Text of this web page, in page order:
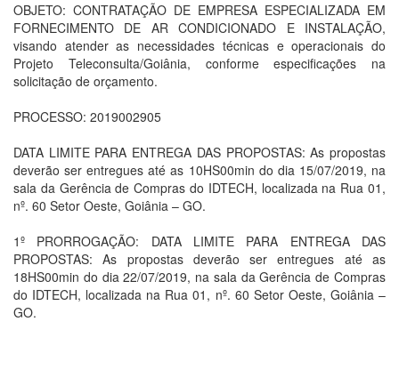
OBJETO: CONTRATAÇÃO DE EMPRESA ESPECIALIZADA EM
FORNECIMENTO DE AR CONDICIONADO E INSTALAÇÃO,
visando atender as necessidades técnicas e operacionais do
Projeto Teleconsulta/Goiânia, conforme especificações na
solicitação de orçamento.
PROCESSO: 2019002905
DATA LIMITE PARA ENTREGA DAS PROPOSTAS: As propostas
deverão ser entregues até as 10HS00min do dia 15/07/2019, na
sala da Gerência de Compras do IDTECH, localizada na Rua 01,
nº. 60 Setor Oeste, Goiânia – GO.
1º PRORROGAÇÃO: DATA LIMITE PARA ENTREGA DAS
PROPOSTAS: As propostas deverão ser entregues até as
18HS00min do dia 22/07/2019, na sala da Gerência de Compras
do IDTECH, localizada na Rua 01, nº. 60 Setor Oeste, Goiânia –
GO.